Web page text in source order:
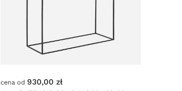
cena od 930,00 zł